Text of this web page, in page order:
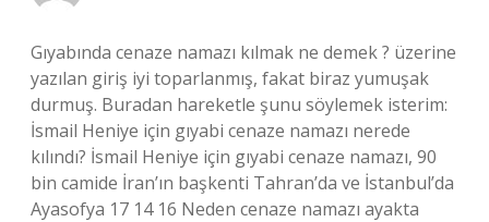
Gıyabında cenaze namazı kılmak ne demek ? üzerine
yazılan giriş iyi toparlanmış, fakat biraz yumuşak
durmuş. Buradan hareketle şunu söylemek isterim:
İsmail Heniye için gıyabi cenaze namazı nerede
kılındı? İsmail Heniye için gıyabi cenaze namazı, 90
bin camide İran’ın başkenti Tahran’da ve İstanbul’da
Ayasofya 17 14 16 Neden cenaze namazı ayakta